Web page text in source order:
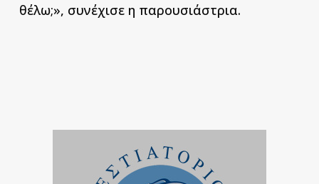
θέλω;», συνέχισε η παρουσιάστρια.